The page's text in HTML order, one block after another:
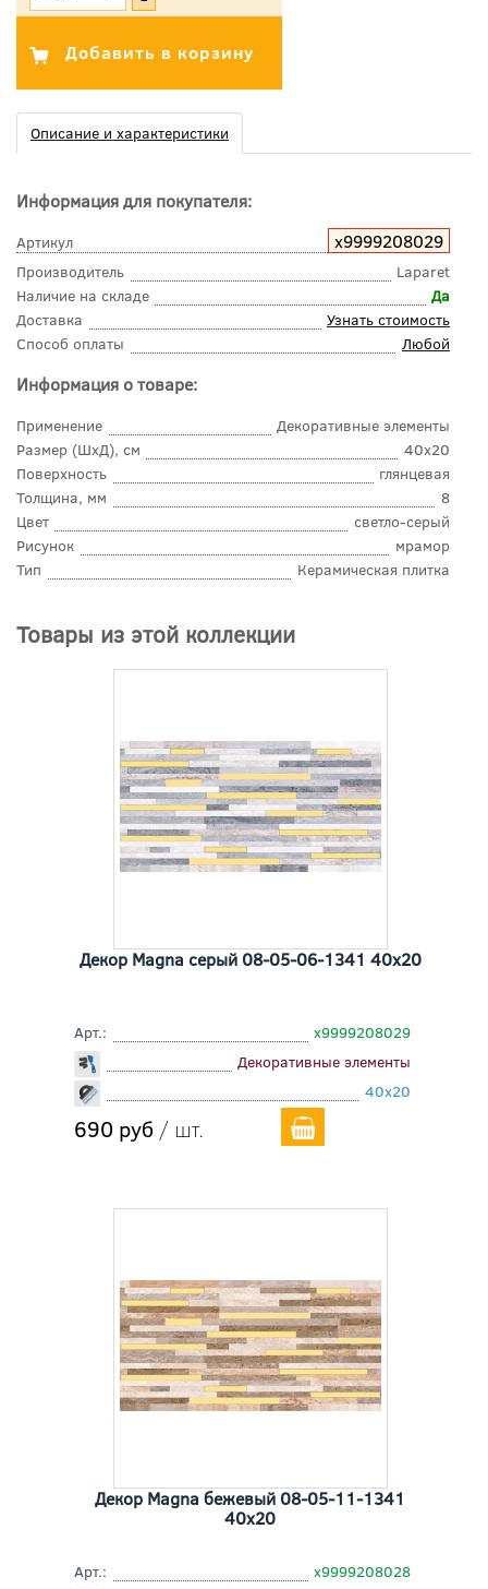
Описание и характеристики
Информация для покупателя:
Артикул х9999208029
Производитель
Laparet
Наличие на складе
Да
Доставка
Узнать стоимость
Способ оплаты
Любой
Информация о товаре:
Применение
Декоративные элементы
Размер (ШхД), см
40x20
Поверхность
глянцевая
Толщина, мм
8
Цвет
светло-серый
Рисунок
мрамор
Тип
Керамическая плитка
Товары из этой коллекции
Декор Magna серый 08-05-06-1341 40x20
Арт.:
х9999208029
Декоративные элементы
40x20
690 руб / шт.
Декор Magna бежевый 08-05-11-1341
40x20
Арт.:
х9999208028